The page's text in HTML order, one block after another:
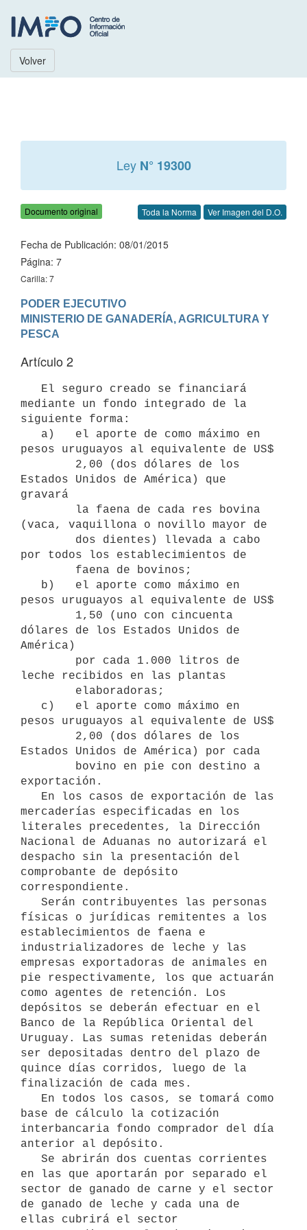
Volver
Ley N° 19300
Documento original Toda la Norma Ver Imagen del D.O.
Fecha de Publicación: 08/01/2015
Página: 7
Carilla: 7
PODER EJECUTIVO
MINISTERIO DE GANADERÍA, AGRICULTURA Y
Artículo 2
mediante un fondo integrado de la
siguiente forma:
pesos uruguayos al equivalente de US$
Estados Unidos de América) que
gravará
(vaca, vaquillona o novillo mayor de
por todos los establecimientos de
pesos uruguayos al equivalente de US$
dólares de los Estados Unidos de
América)
leche recibidos en las plantas
pesos uruguayos al equivalente de US$
Estados Unidos de América) por cada
exportación.
mercaderías especificadas en los
literales precedentes, la Dirección
Nacional de Aduanas no autorizará el
despacho sin la presentación del
comprobante de depósito
correspondiente.
físicas o jurídicas remitentes a los
establecimientos de faena e
industrializadores de leche y las
empresas exportadoras de animales en
pie respectivamente, los que actuarán
como agentes de retención. Los
depósitos se deberán efectuar en el
Banco de la República Oriental del
Uruguay. Las sumas retenidas deberán
ser depositadas dentro del plazo de
quince días corridos, luego de la
finalización de cada mes.
base de cálculo la cotización
interbancaria fondo comprador del día
anterior al depósito.
en las que aportarán por separado el
sector de ganado de carne y el sector
de ganado de leche y cada una de
ellas cubrirá el sector